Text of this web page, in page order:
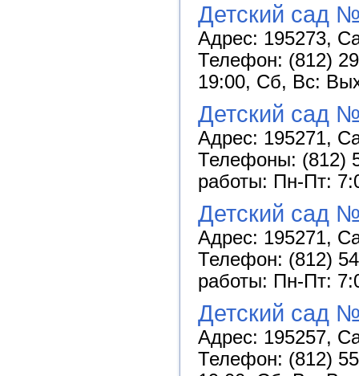
Детский сад
Адрес: 195273,
Телефон: (812)
19:00, Сб, Вс:
Детский сад
Адрес: 195271,
Телефоны: (812)
работы: Пн-Пт:
Детский сад
Адрес: 195271,
Телефон: (812)
работы: Пн-Пт:
Детский сад
Адрес: 195257,
Телефон: (812)